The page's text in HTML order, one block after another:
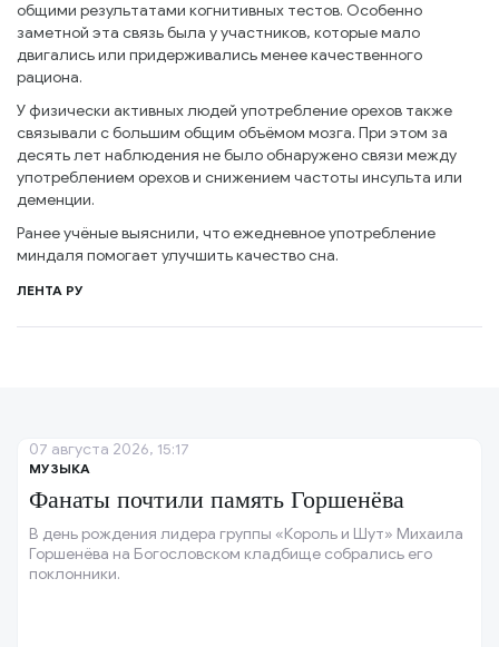
общими результатами когнитивных тестов. Особенно
заметной эта связь была у участников, которые мало
двигались или придерживались менее качественного
рациона.
У физически активных людей употребление орехов также
связывали с большим общим объёмом мозга. При этом за
десять лет наблюдения не было обнаружено связи между
употреблением орехов и снижением частоты инсульта или
деменции.
Ранее учёные выяснили, что ежедневное употребление
миндаля помогает улучшить качество сна.
ЛЕНТА РУ
МУЗЫКА
Фанаты почтили память Горшенёва
В день рождения лидера группы «Король и Шут» Михаила
Горшенёва на Богословском кладбище собрались его
поклонники.
07 августа 2026, 15:17